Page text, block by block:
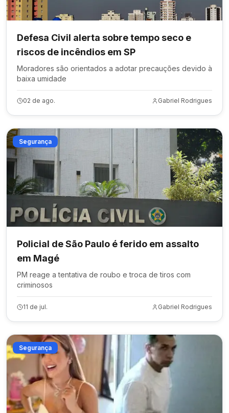
Defesa Civil alerta sobre tempo seco e
riscos de incêndios em SP
Moradores são orientados a adotar precauções devido à
baixa umidade
02 de ago. Gabriel Rodrigues
Segurança
Policial de São Paulo é ferido em assalto
em Magé
PM reage a tentativa de roubo e troca de tiros com
criminosos
11 de jul. Gabriel Rodrigues
Segurança